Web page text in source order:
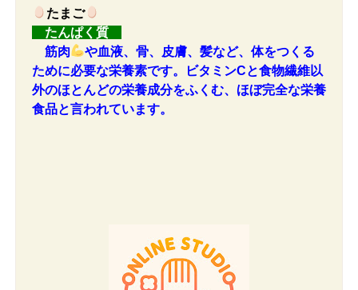
たまご
たんぱく質
筋肉
や血液、骨、皮膚、髪など、体をつくる
ために必要な栄養素です。ビタミンCと食物繊維以
外のほとんどの栄養成分をふくむ、ほぼ完全な栄養
食品と言われています。